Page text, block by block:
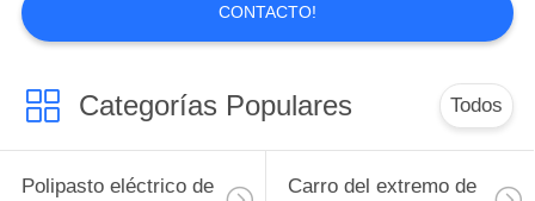
Carrete de cable de
la grúa
CONTACTO!
Categorías Populares Todos
Polipasto eléctrico de
Carro del extremo de